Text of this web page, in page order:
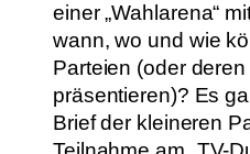
einer „Wahlarena“
wann, wo und wie
Parteien (oder
präsentieren)? Es
Brief der kleineren